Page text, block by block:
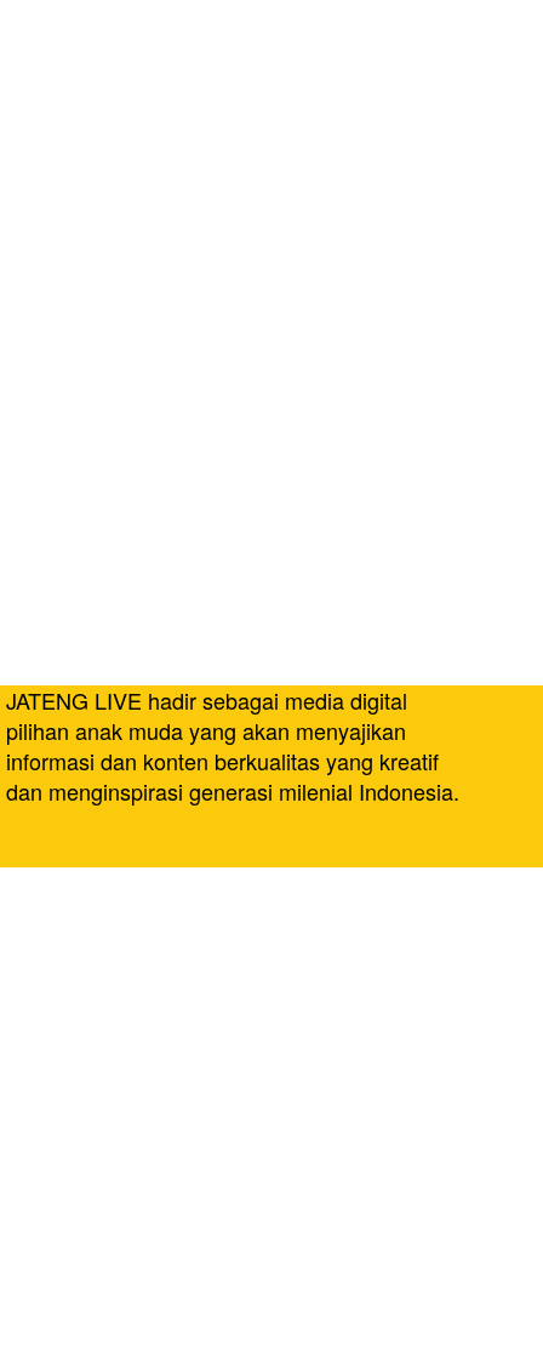
JATENG LIVE hadir sebagai media digital
pilihan anak muda yang akan menyajikan
informasi dan konten berkualitas yang kreatif
dan menginspirasi generasi milenial Indonesia.